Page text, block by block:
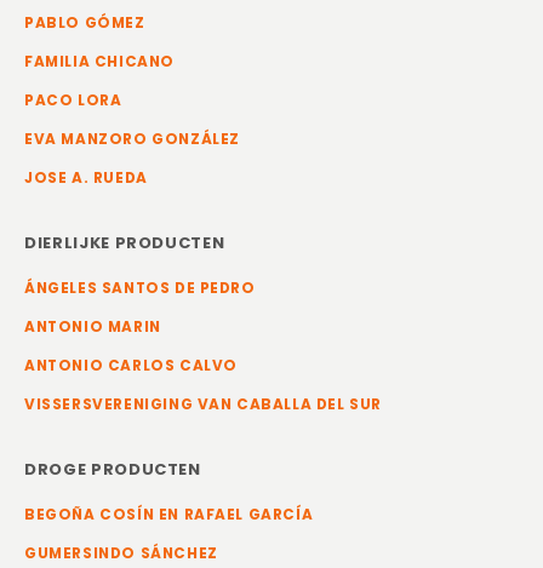
PABLO GÓMEZ
FAMILIA CHICANO
PACO LORA
EVA MANZORO GONZÁLEZ
JOSE A. RUEDA
DIERLIJKE PRODUCTEN
ÁNGELES SANTOS DE PEDRO
ANTONIO MARIN
ANTONIO CARLOS CALVO
VISSERSVERENIGING VAN CABALLA DEL SUR
DROGE PRODUCTEN
BEGOÑA COSÍN EN RAFAEL GARCÍA
GUMERSINDO SÁNCHEZ